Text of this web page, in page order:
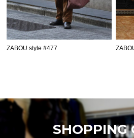
ZABOU style #477
SHOPPING